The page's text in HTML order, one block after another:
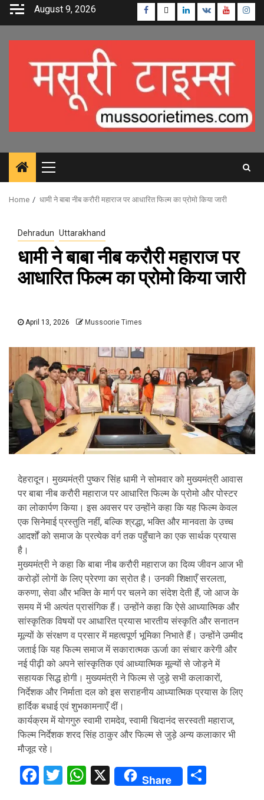
Skip
August 9, 2026 Facebook
TwitterLinkedin
VK Youtube
Primary
Menu
Home धामी ने बाबा नीब करौरी महाराज पर आधारित फिल्म का प्रोमो किया जारी
Dehradun Uttarakhand
धामी ने बाबा नीब करौरी महाराज पर
आधारित फिल्म का प्रोमो किया जारी
April 13, 2026 Mussoorie Times
देहरादून। मुख्यमंत्री पुष्कर सिंह धामी ने सोमवार को मुख्यमंत्री आवास
पर बाबा नीब करौरी महाराज पर आधारित फिल्म के प्रोमो और पोस्टर
का लोकार्पण किया। इस अवसर पर उन्होंने कहा कि यह फिल्म केवल
एक सिनेमाई प्रस्तुति नहीं, बल्कि श्रद्धा, भक्ति और मानवता के उच्च
आदर्शों को समाज के प्रत्येक वर्ग तक पहुँचाने का एक सार्थक प्रयास
है।
मुख्यमंत्री ने कहा कि बाबा नीब करौरी महाराज का दिव्य जीवन आज भी
करोड़ों लोगों के लिए प्रेरणा का स्रोत है। उनकी शिक्षाएँ सरलता,
करुणा, सेवा और भक्ति के मार्ग पर चलने का संदेश देती हैं, जो आज के
समय में भी अत्यंत प्रासंगिक हैं। उन्होंने कहा कि ऐसे आध्यात्मिक और
सांस्कृतिक विषयों पर आधारित प्रयास भारतीय संस्कृति और सनातन
मूल्यों के संरक्षण व प्रसार में महत्वपूर्ण भूमिका निभाते हैं। उन्होंने उम्मीद
जताई कि यह फिल्म समाज में सकारात्मक ऊर्जा का संचार करेगी और
नई पीढ़ी को अपने सांस्कृतिक एवं आध्यात्मिक मूल्यों से जोड़ने में
सहायक सिद्ध होगी। मुख्यमंत्री ने फिल्म से जुड़े सभी कलाकारों,
निर्देशक और निर्माता दल को इस सराहनीय आध्यात्मिक प्रयास के लिए
हार्दिक बधाई एवं शुभकामनाएँ दीं।
कार्यक्रम में योगगुरु स्वामी रामदेव, स्वामी चिदानंद सरस्वती महाराज,
फिल्म निर्देशक शरद सिंह ठाकुर और फिल्म से जुड़े अन्य कलाकार भी
मौजूद रहे।
Facebook
TwitterWhatsApp
X Share